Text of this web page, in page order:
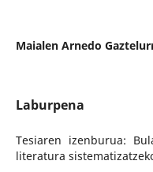
Maialen Arnedo
Laburpena
Tesiaren izenburua:
literatura